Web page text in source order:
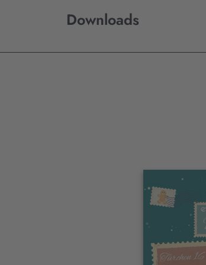
Downloads
Interaktives
Slider-
Element